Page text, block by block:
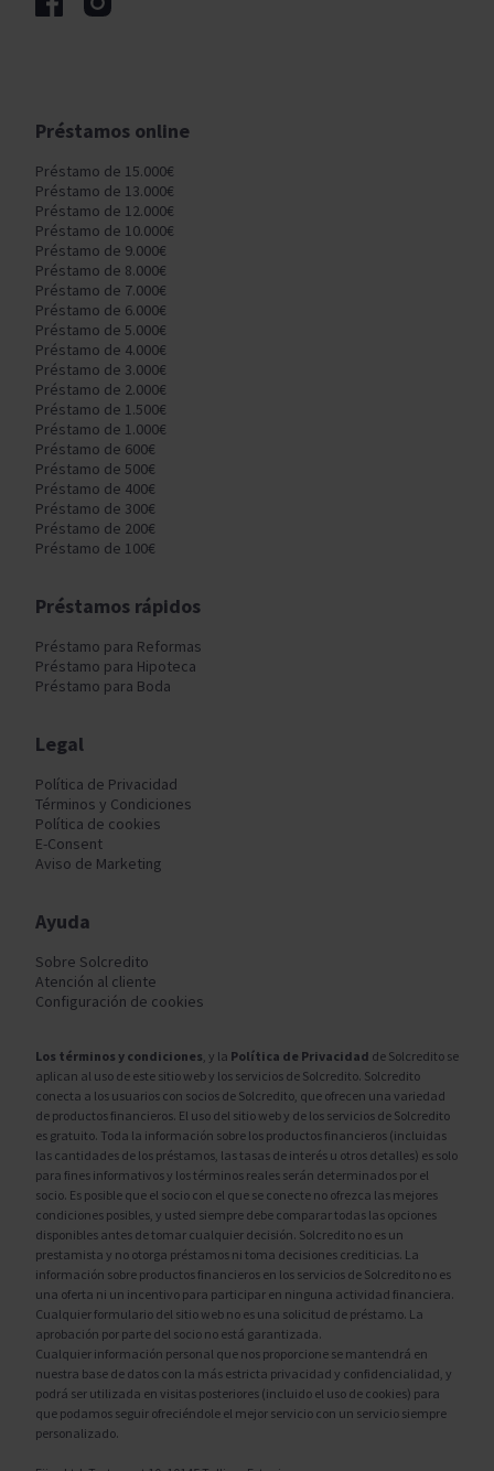
Préstamos online
Préstamo de 15.000€
Préstamo de 13.000€
Préstamo de 12.000€
Préstamo de 10.000€
Préstamo de 9.000€
Préstamo de 8.000€
Préstamo de 7.000€
Préstamo de 6.000€
Préstamo de 5.000€
Préstamo de 4.000€
Préstamo de 3.000€
Préstamo de 2.000€
Préstamo de 1.500€
Préstamo de 1.000€
Préstamo de 600€
Préstamo de 500€
Préstamo de 400€
Préstamo de 300€
Préstamo de 200€
Préstamo de 100€
Préstamos rápidos
Préstamo para Reformas
Préstamo para Hipoteca
Préstamo para Boda
Legal
Política de Privacidad
Términos y Condiciones
Política de cookies
E-Consent
Aviso de Marketing
Ayuda
Sobre Solcredito
Atención al cliente
Configuración de cookies
Los términos y condiciones, y la Política de Privacidad de Solcredito se
aplican al uso de este sitio web y los servicios de Solcredito. Solcredito
conecta a los usuarios con socios de Solcredito, que ofrecen una variedad
de productos financieros. El uso del sitio web y de los servicios de Solcredito
es gratuito. Toda la información sobre los productos financieros (incluidas
las cantidades de los préstamos, las tasas de interés u otros detalles) es solo
para fines informativos y los términos reales serán determinados por el
socio. Es posible que el socio con el que se conecte no ofrezca las mejores
condiciones posibles, y usted siempre debe comparar todas las opciones
disponibles antes de tomar cualquier decisión. Solcredito no es un
prestamista y no otorga préstamos ni toma decisiones crediticias. La
información sobre productos financieros en los servicios de Solcredito no es
una oferta ni un incentivo para participar en ninguna actividad financiera.
Cualquier formulario del sitio web no es una solicitud de préstamo. La
aprobación por parte del socio no está garantizada.
Cualquier información personal que nos proporcione se mantendrá en
nuestra base de datos con la más estricta privacidad y confidencialidad, y
podrá ser utilizada en visitas posteriores (incluido el uso de cookies) para
que podamos seguir ofreciéndole el mejor servicio con un servicio siempre
personalizado.